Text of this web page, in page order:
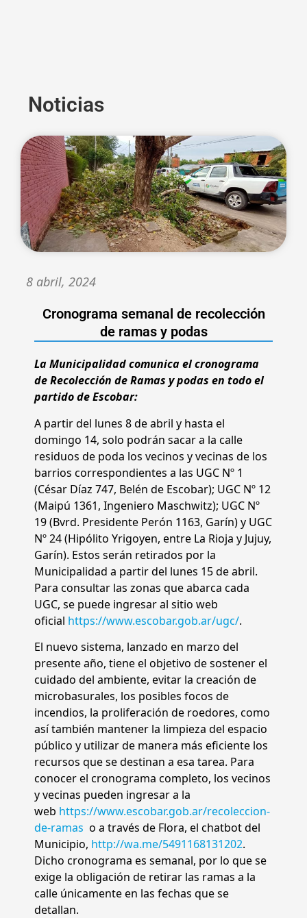
Noticias
8 abril, 2024
Cronograma semanal de recolección
de ramas y podas
La Municipalidad comunica el cronograma
de Recolección de Ramas y podas en todo el
partido de Escobar:
A partir del lunes 8 de abril y hasta el
domingo 14, solo podrán sacar a la calle
residuos de poda los vecinos y vecinas de los
barrios correspondientes a las UGC Nº 1
(César Díaz 747, Belén de Escobar); UGC Nº 12
(Maipú 1361, Ingeniero Maschwitz); UGC Nº
19 (Bvrd. Presidente Perón 1163, Garín) y UGC
Nº 24 (Hipólito Yrigoyen, entre La Rioja y Jujuy,
Garín). Estos serán retirados por la
Municipalidad a partir del lunes 15 de abril.
Para consultar las zonas que abarca cada
UGC, se puede ingresar al sitio web
oficial https://www.escobar.gob.ar/ugc/.
El nuevo sistema, lanzado en marzo del
presente año, tiene el objetivo de sostener el
cuidado del ambiente, evitar la creación de
microbasurales, los posibles focos de
incendios, la proliferación de roedores, como
así también mantener la limpieza del espacio
público y utilizar de manera más eficiente los
recursos que se destinan a esa tarea. Para
conocer el cronograma completo, los vecinos
y vecinas pueden ingresar a la
web https://www.escobar.gob.ar/recoleccion-
de-ramas o a través de Flora, el chatbot del
Municipio, http://wa.me/5491168131202.
Dicho cronograma es semanal, por lo que se
exige la obligación de retirar las ramas a la
calle únicamente en las fechas que se
detallan.